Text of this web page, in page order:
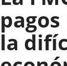
la